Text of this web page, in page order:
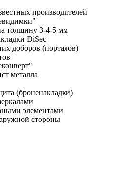
производителей
толщину 3-4-5 мм
DiSec
доборов (порталов)
металла
(броненакладки)
элементами
стороны